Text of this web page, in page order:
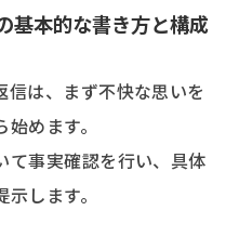
基本的な書き方と構成
は、まず不快な思いを
めます。
て事実確認を行い、具体
します。